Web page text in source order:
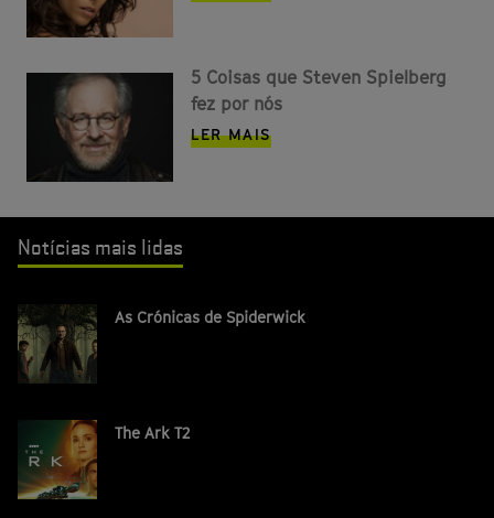
5 Coisas que Steven Spielberg
fez por nós
LER MAIS
Notícias mais lidas
As Crónicas de Spiderwick
The Ark T2